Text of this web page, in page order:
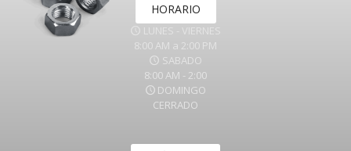
HORARIO
LUNES - VIERNES
8:00 AM a 2:00 PM
SABADO
8:00 AM - 2:00
DOMINGO
CERRADO